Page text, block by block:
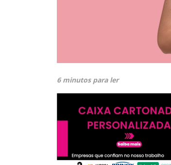
6 minutos para ler